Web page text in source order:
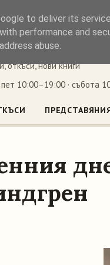
откъси, нови книги
10:00–19:00 · събота
to deliver its
performance and
abuse.